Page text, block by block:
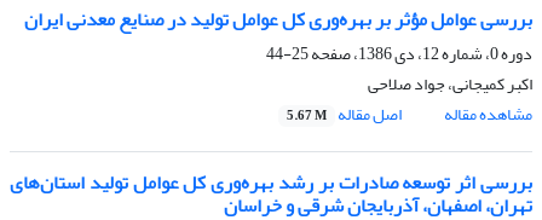
بررسی عوامل مؤثر بر بهره‌وری کل عوامل تولید در صنایع معدنی ایران
دوره 0، شماره 12، دی 1386، صفحه
25-44
اکبر کمیجانی، جواد صلاحی
مشاهده مقاله
اصل مقاله 5.67 M
بررسی اثر توسعه صادرات بر رشد بهره‌وری کل عوامل تولید استان‌های
تهران، اصفهان، آذربایجان شرقی و خراسان